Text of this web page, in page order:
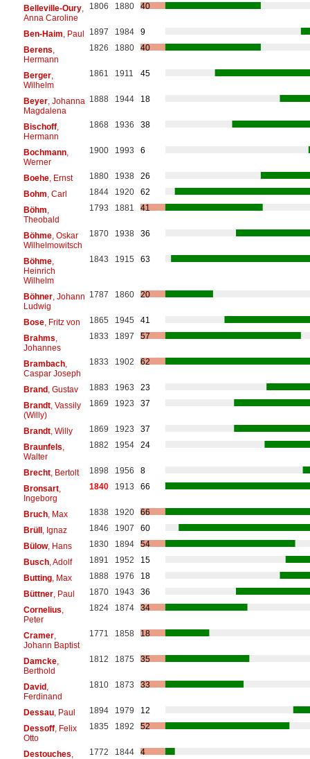
Belleville-Oury,
Anna Caroline
1806 1880 40
Ben-Haim , Paul 1897 1984
9
Berens
Hermann
1826 1880 40
Berger,
Wilhelm
1861 1911 45
Beyer, Johanna
Magdalena
1888 1944 18
Bischoff,
Hermann
1868 1936 38
Bochmann,
Werner
1900 1993 6
Boehe, Ernst 1880 1938
26
Bohm , Carl 1844 1920
62
Böhm
Theobald
1793 1881 41
Böhme, Oskar
Wilhelmowitsch
1870 1938 36
Böhme,
Heinrich
Wilhelm
1843 1915 63
Böhner, Johann
Ludwig
1787 1860 20
Bose, Fritz von 1865 1945
41
Brahms
Johannes
1833 1897 57
Brambach,
Caspar Joseph
1833 1902 62
Brand, Gustav 1883 1963
23
Brandt, Vassily
(Willy)
1869 1923 37
Brandt, Willy 1869 1923
37
Braunfels
Walter
1882 1954 24
Brecht, Bertolt 1898 1956
8
Bronsart,
Ingeborg
1840 1913 66
Bruch, Max 1838 1920
66
Brüll, Ignaz 1846 1907
60
Bülow, Hans 1830 1894
54
Busch, Adolf 1891 1952
15
Butting, Max 1888 1976
18
Büttner, Paul 1870 1943
36
Cornelius
Peter
1824 1874 34
Cramer,
Johann Baptist
1771 1858 18
Damcke,
Berthold
1812 1875 35
David,
Ferdinand
1810 1873 33
Dessau, Paul 1894 1979
12
Dessoff, Felix
Otto
1835 1892 52
Destouches 1772 1844 4